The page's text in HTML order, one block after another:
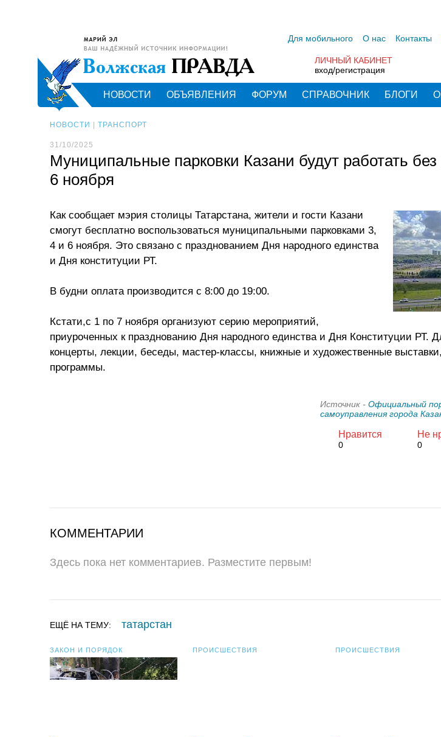
Для мобильного О нас Контакты
ЛИЧНЫЙ КАБИНЕТ
вход/регистрация
НОВОСТИ ОБЪЯВЛЕНИЯ ФОРУМ СПРАВОЧНИК БЛОГИ
НОВОСТИ ТРАНСПОРТ
31/10/2025
Муниципальные парковки Казани будут работать
6 ноября
Как сообщает мэрия столицы Татарстана, жители и гости Казани
смогут бесплатно воспользоваться муниципальными парковками 3,
4 и 6 ноября. Это связано с празднованием Дня народного единства
и Дня конституции РТ.
В будни оплата производится с 8:00 до 19:00.
Кстати,с 1 по 7 ноября организуют серию мероприятий,
приуроченных к празднованию Дня народного единства и Дня Конституции РТ.
концерты, лекции, беседы, мастер-классы, книжные и художественные
программы.
Источник - Официальный
самоуправления города
Нравится
0
Не
0
КОММЕНТАРИИ
Здесь пока нет комментариев. Разместите первым!
ЕЩЁ НА ТЕМУ: татарстан
ЗАКОН И ПОРЯДОК ПРОИСШЕСТВИЯ ПРОИСШЕСТВИЯ